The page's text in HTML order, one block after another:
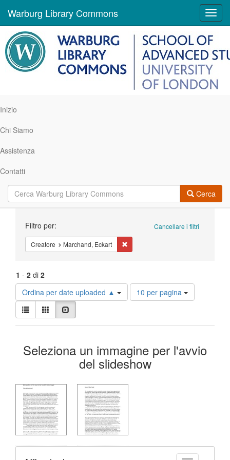
Warburg Library Commons
Inizio
Chi Siamo
Assistenza
Contatti
Cerca
Cancellare i filtri
Filtro per:
Creatore Marchand, Eckart
1 - 2 di 2
Ordina per date uploaded ▲
Risultati
per
10 per pagina
Visualizza
i
risultati
Lista Galleria
Risultati
della
Seleziona un immagine per l'avvio
del slideshow